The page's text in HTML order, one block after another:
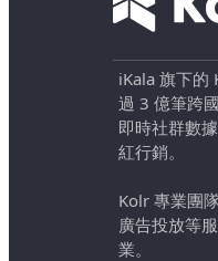
iKala 旗下的
過 3 億筆跨
即時社群數
紅行銷。
Kolr 專業團
廣告投放等
業。